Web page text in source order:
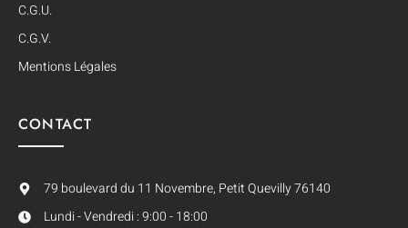
C.G.U.
C.G.V.
Mentions Légales
CONTACT
79 boulevard du 11 Novembre, Petit Quevilly 76140
Lundi - Vendredi : 9:00 - 18:00